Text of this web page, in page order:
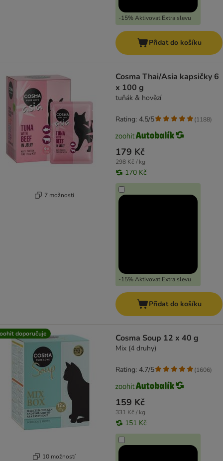
-15% Aktivovat Extra slevu
Přidat do košíku
7 možností
Cosma Thai/Asia kapsičky 6
x 100 g
tuňák & hovězí
179 Kč
298 Kč / kg
170 Kč
-15% Aktivovat Extra slevu
Rating: 4.5/5 (1188)
Přidat do košíku
doporučuje
10 možností
Cosma Soup 12 x 40 g
Mix (4 druhy)
159 Kč
331 Kč / kg
151 Kč
Rating: 4.7/5 (1606)